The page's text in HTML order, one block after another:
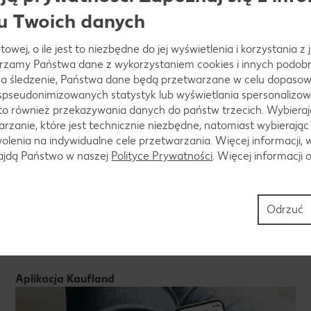
konsystencję. Dodać mleko kokosowe, doprawić
Zupę udekorować zielonym sosem i
siekanymi pestkami dyni.
Aplikacja Kaufland
Twoich danych
o ile jest to niezbędne do jej wyświetlenia i korzystania z
Państwa dane z wykorzystaniem cookies i innych
śledzenie, Państwa dane będą przetwarzane w celu
statystyk lub wyświetlania
również przekazywania danych do państw trzecich.
które jest technicznie niezbędne, natomiast wybierając
na indywidualne cele przetwarzania. Więcej informacji,
Państwo w naszej Polityce Prywatności . Więcej informacji
Odrzuć